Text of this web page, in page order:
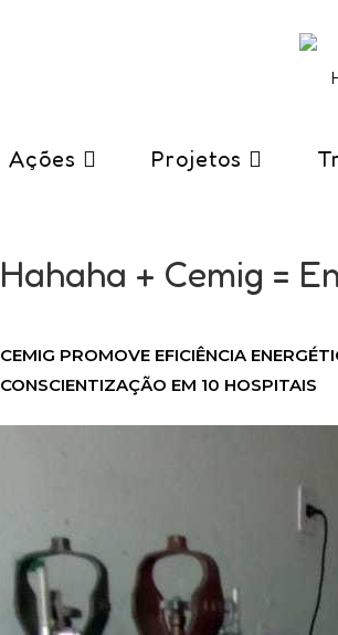
Ações Projetos
Hahaha + Cemig =
CEMIG PROMOVE EFICIÊNCIA
CONSCIENTIZAÇÃO EM 10 HOSPITAIS​